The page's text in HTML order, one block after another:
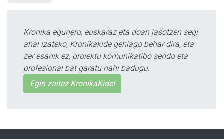
Kronika egunero, euskaraz eta doan jasotzen segi
ahal izateko, Kronikakide gehiago behar dira, eta
zer esanik ez, proiektu komunikatibo sendo eta
profesional bat garatu nahi badugu.
Egin zaitez KronikaKide!